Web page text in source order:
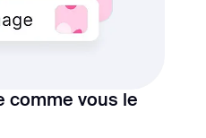
comme vous le